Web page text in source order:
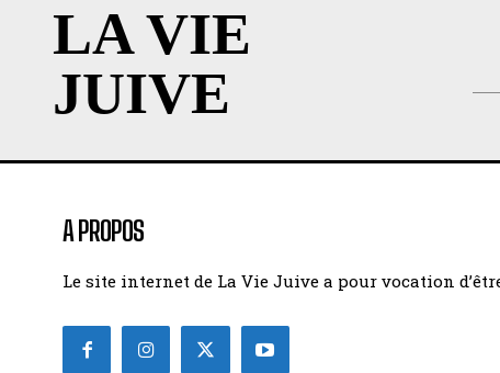
LA VIE
JUIVE
A PROPOS
Le site internet de La Vie Juive a pour vocation